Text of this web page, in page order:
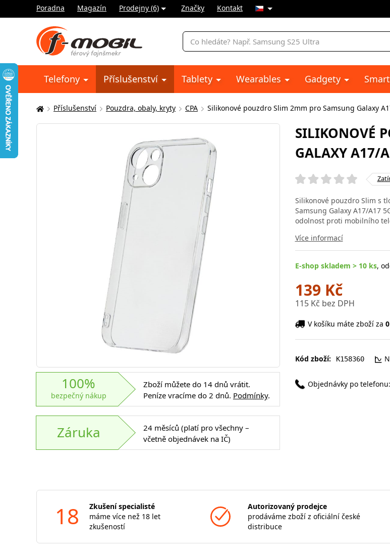
Poradna Magazín Prodejny (6) Značky Kontakt
Vyhledávání
Telefony Příslušenství Tablety Wearables Gadgety Smart
Zde
se
Příslušenství Pouzdra, obaly, kryty CPA Silikonové pouzdro Slim 2mm pro Samsung Galaxy
100%
bezpečný nákup
Zboží můžete do 14 dnů vrátit.
Peníze vracíme do 2 dnů. Podmínky.
Záruka
24 měsíců (platí pro všechny –
včetně objednávek na IČ)
SILIKONOVÉ
GALAXY A17/
Silikonové pouzdro Slim s
Samsung Galaxy A17/A17
odolnost proti mobilního
Více informací
E-shop skladem > 10 ks,
139 Kč
115 Kč bez DPH
V košíku máte zboží za
Kód zboží: K158360
Objednávky po telefonu:
18
Zkušení specialisté
máme více než 18 let
zkušeností
Autorizovaný prodejce
prodáváme zboží z oficiální české
distribuce